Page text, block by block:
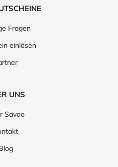
Fragen
einlösen
UNS
Savoo